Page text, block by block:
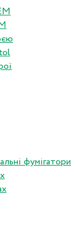
фумігатори